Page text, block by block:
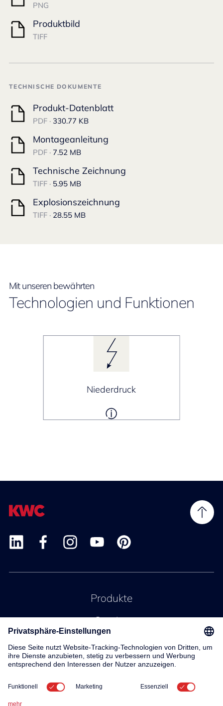
PNG
Produktbild
TIFF
TECHNISCHE DOKUMENTE
Produkt-Datenblatt
PDF · 330.77 KB
Montageanleitung
PDF · 7.52 MB
Technische Zeichnung
TIFF · 5.95 MB
Explosionszeichnung
TIFF · 28.55 MB
Mit unseren bewährten
Technologien und Funktionen
Niederdruck
Produkte
Service
Kontakt
Über uns